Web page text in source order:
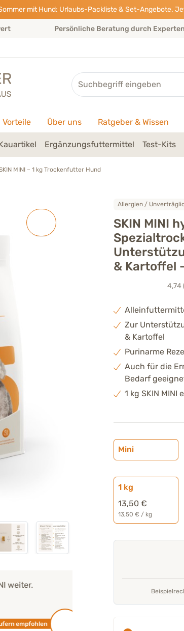
mit Hund: Urlaubs-Packliste & Set-Angebote.
Persönliche Beratung durch Experten
Suche
Vorteile Über uns Ratgeber & Wissen
Ergänzungsfuttermittel Test-Kits
MINI – 1 kg Trockenfutter Hund
Allergien /
SKIN MINI
& Kartoffel
4,74
Experten entwickelt
Zur
& Kartoffel
Purinarme
Auch für die
Bedarf
1 kg SKIN
Mini
1 kg
13,50 €
13,50 € / kg